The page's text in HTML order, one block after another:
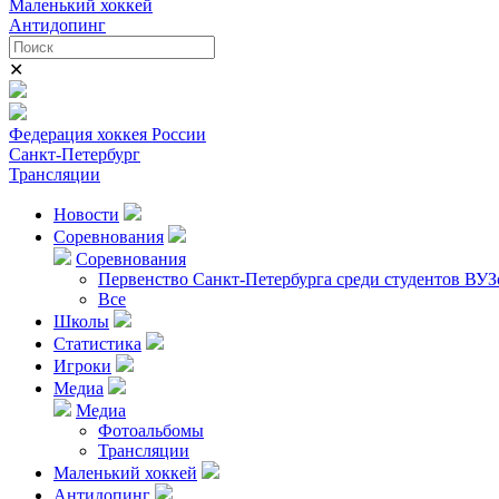
Маленький хоккей
Антидопинг
✕
Федерация хоккея России
Санкт-Петербург
Трансляции
Новости
Соревнования
Соревнования
Первенство Санкт-Петербурга среди студентов
Все
Школы
Статистика
Игроки
Медиа
Медиа
Фотоальбомы
Трансляции
Маленький хоккей
Антидопинг